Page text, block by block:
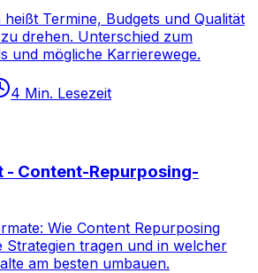
Termine, Budgets und Qualität
drehen. Unterschied zum
und mögliche Karrierewege.
4 Min. Lesezeit
- Content-Repurposing-
Wie Content Repurposing
tragen und in welcher
am besten umbauen.